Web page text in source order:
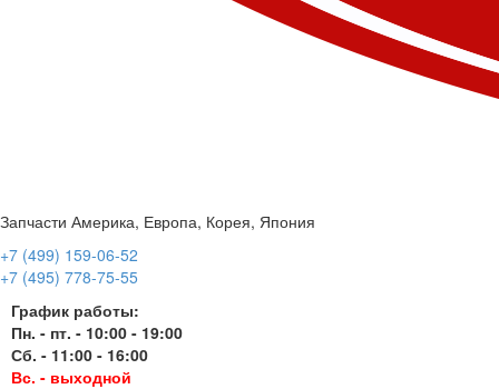
Запчасти Америка, Европа, Корея, Япония
+7 (499) 159-06-52
+7 (495) 778-75-55
График работы:
Пн. - пт. - 10:00 - 19:00
Сб. - 11:00 - 16:00
Вс. - выходной